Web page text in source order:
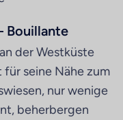
Bouillante
der Westküste
für seine Nähe zum
nur wenige
beherbergen